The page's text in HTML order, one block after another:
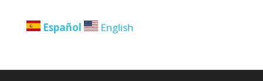
Español English